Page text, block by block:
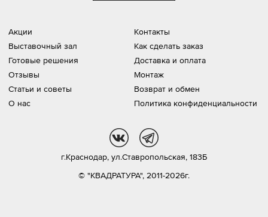
Акции
Выставочный зал
Готовые решения
Отзывы
Статьи и советы
О нас
Контакты
Как сделать заказ
Доставка и оплата
Монтаж
Возврат и обмен
Политика конфиденциальности
© "КВАДРАТУРА", 2011-2026г.
г.Краснодар, ул.Ставропольская, 183Б
vk